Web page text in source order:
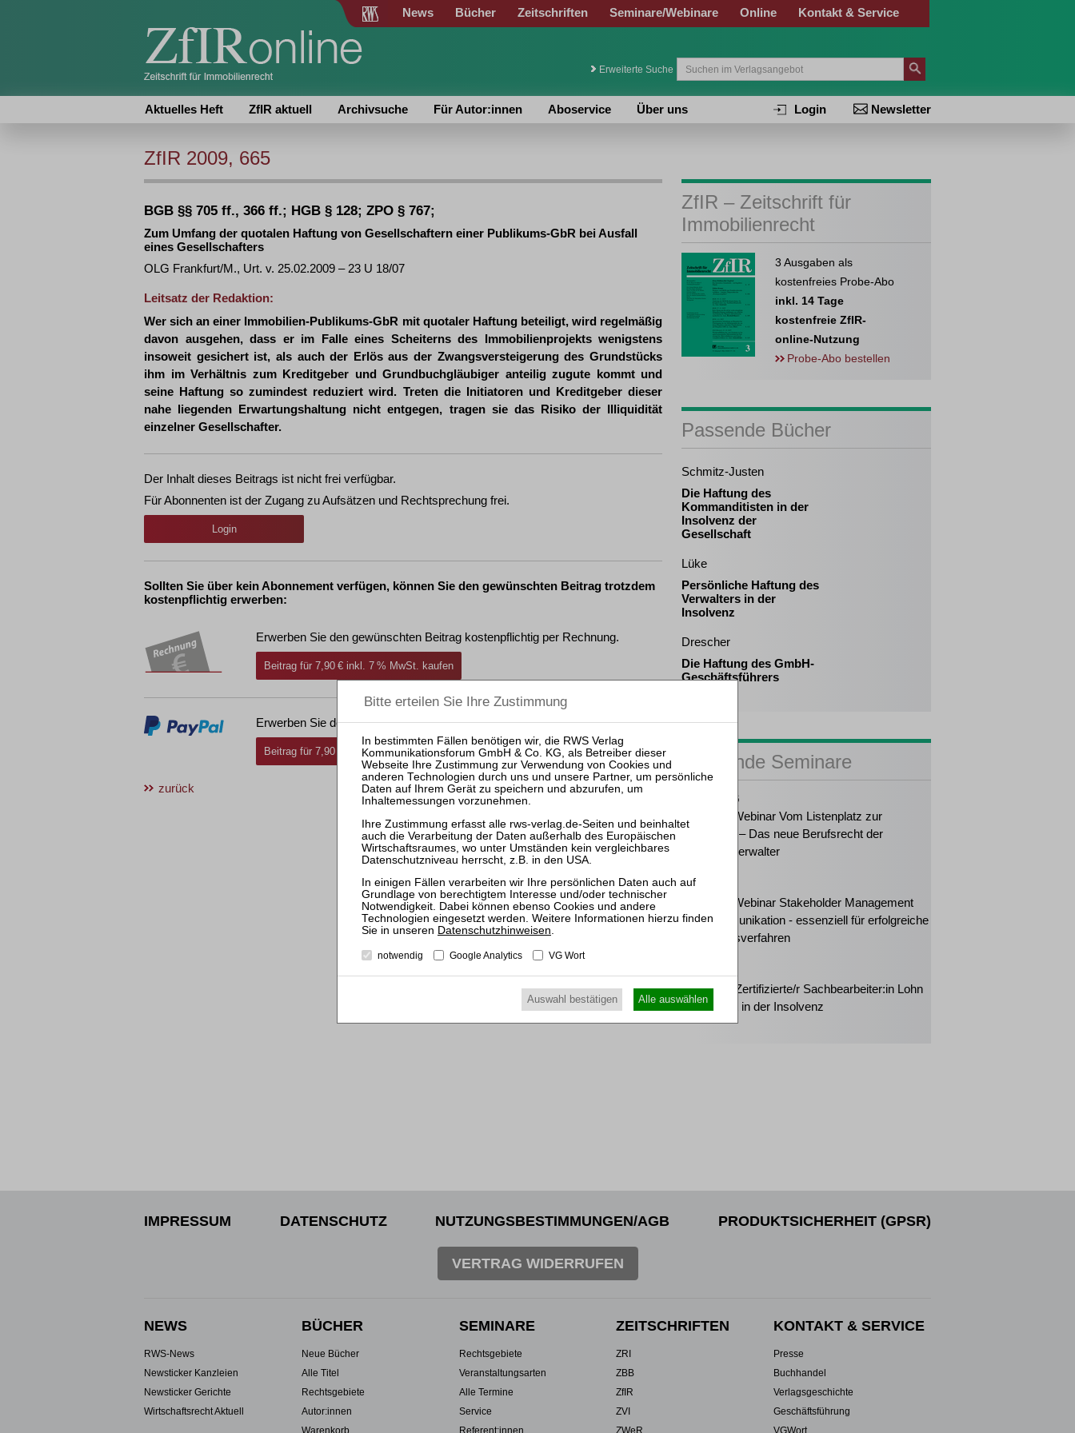
News Bücher Zeitschriften Seminare/Webinare Online Kontakt & Service
Erweiterte Suche
Aktuelles Heft ZfIR aktuell Archivsuche Für Autor:innen Aboservice Über uns Newsletter
Login
ZfIR 2009, 665
BGB §§ 705 ff., 366 ff.; HGB § 128; ZPO § 767;
Zum Umfang der quotalen Haftung von Gesellschaftern einer Publikums-GbR bei Ausfall
eines Gesellschafters
OLG Frankfurt/M., Urt. v. 25.02.2009 – 23 U 18/07
Leitsatz der Redaktion:
Wer sich an einer Immobilien-Publikums-GbR mit quotaler Haftung beteiligt, wird regelmäßig
davon ausgehen, dass er im Falle eines Scheiterns des Immobilienprojekts wenigstens
insoweit gesichert ist, als auch der Erlös aus der Zwangsversteigerung des Grundstücks
ihm im Verhältnis zum Kreditgeber und Grundbuchgläubiger anteilig zugute kommt und
seine Haftung so zumindest reduziert wird. Treten die Initiatoren und Kreditgeber dieser
nahe liegenden Erwartungshaltung nicht entgegen, tragen sie das Risiko der Illiquidität
einzelner Gesellschafter.
Der Inhalt dieses Beitrags ist nicht frei verfügbar.
Für Abonnenten ist der Zugang zu Aufsätzen und Rechtsprechung frei.
Login
Sollten Sie über kein Abonnement verfügen, können Sie den gewünschten Beitrag trotzdem
kostenpflichtig erwerben:
Erwerben Sie den gewünschten Beitrag kostenpflichtig per Rechnung.
Beitrag für 7,90 € inkl. 7 % MwSt. kaufen
Erwerben Sie den gewünschten Beitrag kostenpflichtig mitPayPal.
Beitrag für 7,90 € inkl. 7 % MwSt. kaufen
zurück
ZfIR – Zeitschrift für
Immobilienrecht
3 Ausgaben als
kostenfreies Probe-Abo
inkl. 14 Tage
kostenfreie ZfIR-
online-Nutzung
Probe-Abo bestellen
Passende Bücher
Schmitz-Justen
Die Haftung des
Kommanditisten in der
Insolvenz der
Gesellschaft
Lüke
Persönliche Haftung des
Verwalters in der
Insolvenz
Drescher
Die Haftung des GmbH-
Geschäftsführers
Passende Seminare
25.08.2026
Praktiker-Webinar Vom Listenplatz zur
Zulassung – Das neue Berufsrecht der
Insolvenzverwalter
25.11.2026
Praktiker-Webinar Stakeholder Management
und Kommunikation - essenziell für erfolgreiche
Sanierungsverfahren
Frankfurt: Zertifizierte/r Sachbearbeiter:in Lohn
und Gehalt in der Insolvenz
IMPRESSUM DATENSCHUTZ NUTZUNGSBESTIMMUNGEN/AGB PRODUKTSICHERHEIT (GPSR)
VERTRAG WIDERRUFEN
NEWS
RWS-News
Newsticker Kanzleien
Newsticker Gerichte
Wirtschaftsrecht Aktuell
BÜCHER
Neue Bücher
Alle Titel
Rechtsgebiete
Autor:innen
Warenkorb
SEMINARE
Rechtsgebiete
Veranstaltungsarten
Alle Termine
Service
Referent:innen
ZEITSCHRIFTEN
ZRI
ZBB
ZfIR
ZVI
ZWeR
KONTAKT & SERVICE
Presse
Buchhandel
Verlagsgeschichte
Geschäftsführung
VGWort
Datenschutzhinweisen.
notwendig Google Analytics VG Wort
Auswahl bestätigen Alle auswählen